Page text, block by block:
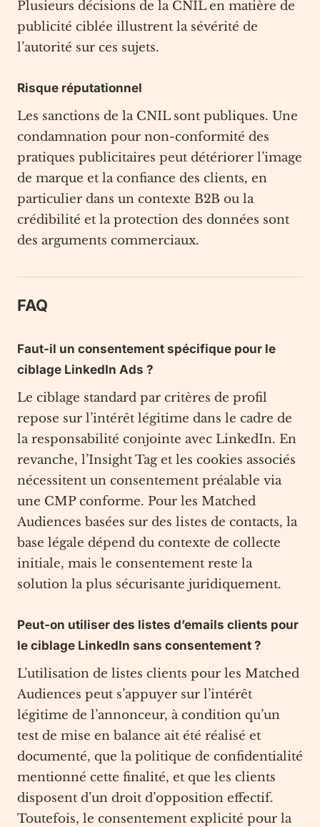
Plusieurs décisions de la CNIL en matière de
publicité ciblée illustrent la sévérité de
l’autorité sur ces sujets.
Risque réputationnel
Les sanctions de la CNIL sont publiques. Une
condamnation pour non-conformité des
pratiques publicitaires peut détériorer l’image
de marque et la confiance des clients, en
particulier dans un contexte B2B ou la
crédibilité et la protection des données sont
des arguments commerciaux.
FAQ
Faut-il un consentement spécifique pour le
ciblage LinkedIn Ads ?
Le ciblage standard par critères de profil
repose sur l’intérêt légitime dans le cadre de
la responsabilité conjointe avec LinkedIn. En
revanche, l’Insight Tag et les cookies associés
nécessitent un consentement préalable via
une CMP conforme. Pour les Matched
Audiences basées sur des listes de contacts, la
base légale dépend du contexte de collecte
initiale, mais le consentement reste la
solution la plus sécurisante juridiquement.
Peut-on utiliser des listes d’emails clients pour
le ciblage LinkedIn sans consentement ?
L’utilisation de listes clients pour les Matched
Audiences peut s’appuyer sur l’intérêt
légitime de l’annonceur, à condition qu’un
test de mise en balance ait été réalisé et
documenté, que la politique de confidentialité
mentionné cette finalité, et que les clients
disposent d’un droit d’opposition effectif.
Toutefois, le consentement explicité pour la